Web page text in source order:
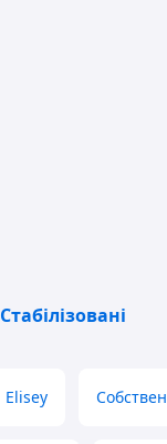
Стабілізовані
Elisey